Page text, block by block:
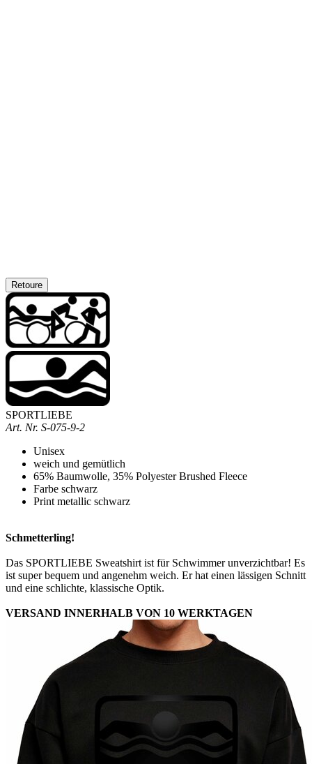
Retoure
SPORTLIEBE
Art. Nr. S-075-9-2
Unisex
weich und gemütlich
65% Baumwolle, 35% Polyester Brushed Fleece
Farbe schwarz
Print metallic schwarz
Schmetterling!
Das SPORTLIEBE Sweatshirt ist für Schwimmer unverzichtbar! Es
ist super bequem und angenehm weich. Er hat einen lässigen Schnitt
und eine schlichte, klassische Optik.
VERSAND INNERHALB VON 10 WERKTAGEN